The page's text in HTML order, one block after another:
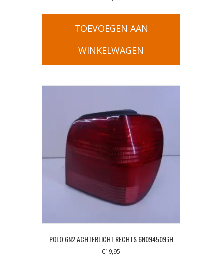
TOEVOEGEN AAN
WINKELWAGEN
POLO 6N2 ACHTERLICHT RECHTS 6N0945096H
€19,95